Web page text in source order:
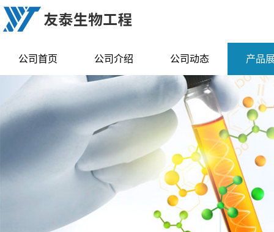
公司首页 公司介绍 公司动态 产品